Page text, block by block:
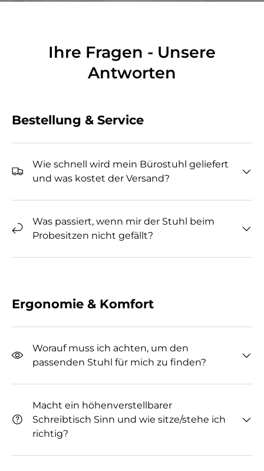
Ihre Fragen - Unsere
Antworten
Bestellung & Service
Wie schnell wird mein Bürostuhl geliefert
und was kostet der Versand?
Was passiert, wenn mir der Stuhl beim
Probesitzen nicht gefällt?
Ergonomie & Komfort
Worauf muss ich achten, um den
passenden Stuhl für mich zu finden?
Macht ein höhenverstellbarer
Schreibtisch Sinn und wie sitze/stehe ich
richtig?